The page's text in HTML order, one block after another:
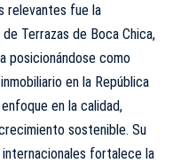
relevantes fue la
Terrazas de Boca Chica,
posicionándose como
en la República
en la calidad,
sostenible. Su
fortalece la